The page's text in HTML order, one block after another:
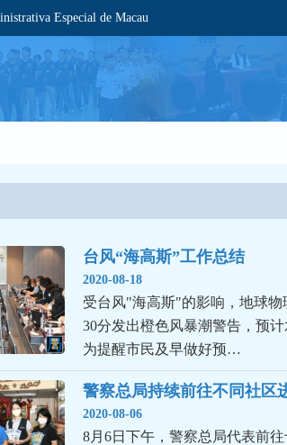
Especial de Macau
台风“海高斯”工作总结
2020-08-18
受台风"海高斯"的影响，地球
30分发出橙色风暴潮警告，预计
为提醒市民及早做好预…
警察总局持续前往不同社区
2020-08-06
8月6日下午，警察总局代表前